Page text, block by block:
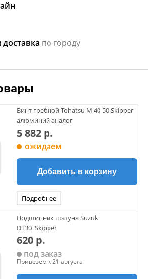
доставка по городу
Винт гребной Tohatsu M 40-50 Skipper
алюминий аналог
5 882 р.
ожидаем
Добавить в корзину
Подробнее
Подшипник шатуна Suzuki
DT30_Skipper
620 р.
под заказ
Привезем к 21 августа